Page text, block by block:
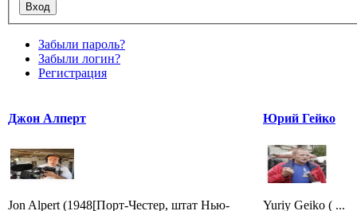
Забыли пароль?
Забыли логин?
Регистрация
Джон Алперт
Jon Alpert (1948[Порт-Честер, штат Нью-
Юрий Гейко
Yuriy Geiko ( ...